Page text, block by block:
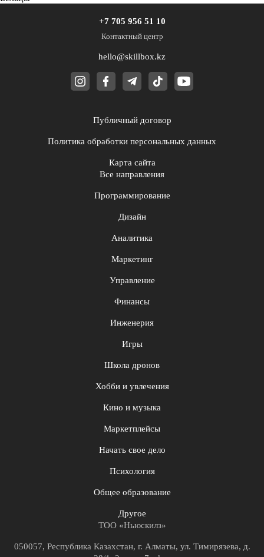
+7 705 956 51 10
Контактный центр
hello@skillbox.kz
Публичный договор
Политика обработки персональных данных
Карта сайта
Все направления
Программирование
Дизайн
Аналитика
Маркетинг
Управление
Финансы
Инженерия
Игры
Школа дронов
Хобби и увлечения
Кино и музыка
Маркетплейсы
Начать свое дело
Психология
Общее образование
Другое
ТОО «Ньюскилз»
050057, Республика Казахстан, г. Алматы, ул. Тимирязева, д.